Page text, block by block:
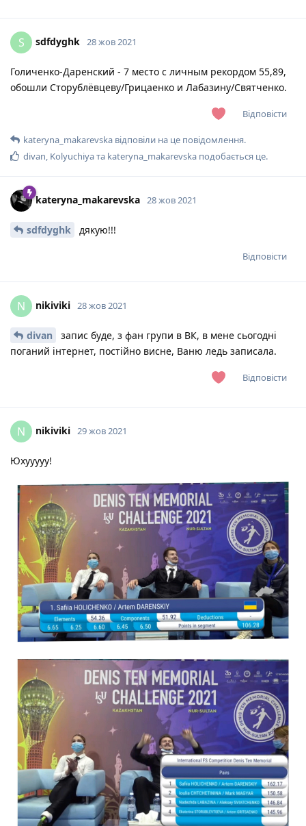
S sdfdyghk 28 жов 2021
Голиченко-Даренский - 7 место с личным рекордом 55,89,
обошли Сторублёвцеву/Грицаенко и Лабазину/Святченко.
Відповісти
kateryna_makarevska відповіли на це повідомлення.
divan, Kolyuchiyaта kateryna_makarevska подобається це.
kateryna_makarevska 28 жов 2021
sdfdyghk дякую!!!
Відповісти
N nikiviki 28 жов 2021
divan
запис буде, з фан групи в ВК, в мене сьогодні
поганий інтернет, постійно висне, Ваню ледь записала.
Відповісти
N nikiviki 29 жов 2021
Юхууууу!